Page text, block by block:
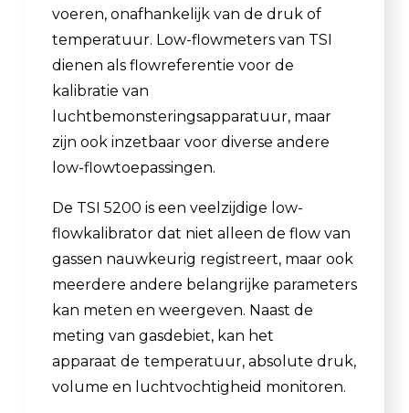
voeren, onafhankelijk van de druk of
temperatuur. Low-flowmeters van TSI
dienen als flowreferentie voor de
kalibratie van
luchtbemonsteringsapparatuur, maar
zijn ook inzetbaar voor diverse andere
low-flowtoepassingen.
De TSI 5200 is een veelzijdige low-
flowkalibrator dat niet alleen de flow van
gassen nauwkeurig registreert, maar ook
meerdere andere belangrijke parameters
kan meten en weergeven. Naast de
meting van gasdebiet, kan het
apparaat de temperatuur, absolute druk,
volume en luchtvochtigheid monitoren.